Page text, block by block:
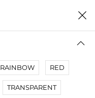
0
RAINBOW RED
TRANSPARENT